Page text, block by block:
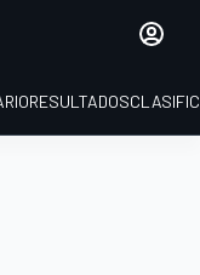
RESULTADOS